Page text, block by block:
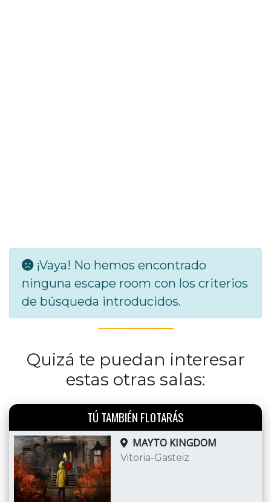
¡Vaya! No hemos encontrado
ninguna escape room con los criterios
de búsqueda introducidos.
Quizá te puedan interesar
estas otras salas:
TÚ TAMBIÉN FLOTARÁS
MAYTO KINGDOM
Vitoria-Gasteiz